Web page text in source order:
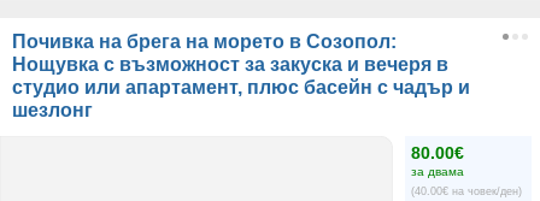
Почивка на брега на морето в Созопол:
Нощувка с възможност за закуска и вечеря в
студио или апартамент, плюс басейн с чадър и
шезлонг
80.00€
за двама
(40.00€ на човек/ден)